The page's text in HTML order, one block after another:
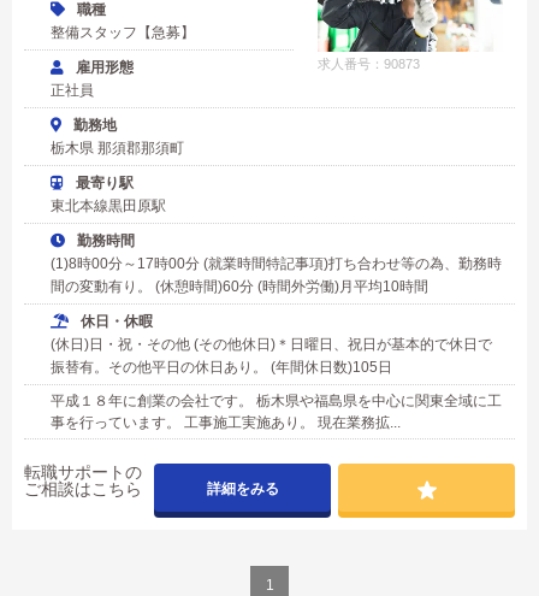
求人番号：90873
職種
整備スタッフ【急募】
雇用形態
正社員
勤務地
栃木県 那須郡那須町
最寄り駅
東北本線黒田原駅
勤務時間
(1)8時00分～17時00分 (就業時間特記事項)打ち合わせ等の為、勤務時
間の変動有り。 (休憩時間)60分 (時間外労働)月平均10時間
休日・休暇
(休日)日・祝・その他 (その他休日)＊日曜日、祝日が基本的で休日で
振替有。その他平日の休日あり。 (年間休日数)105日
平成１８年に創業の会社です。 栃木県や福島県を中心に関東全域に工
事を行っています。 工事施工実施あり。 現在業務拡...
転職サポートの
ご相談はこちら
詳細をみる
1